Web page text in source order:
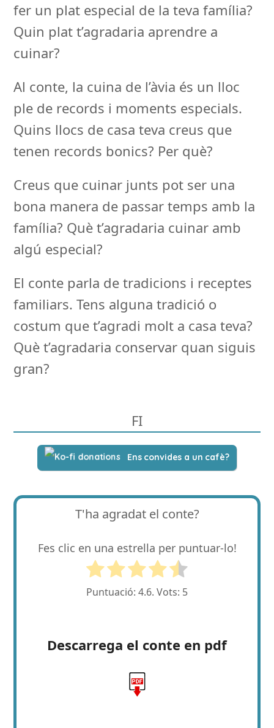
fer un plat especial de la teva família?
Quin plat t’agradaria aprendre a
cuinar?
Al conte, la cuina de l’àvia és un lloc
ple de records i moments especials.
Quins llocs de casa teva creus que
tenen records bonics? Per què?
Creus que cuinar junts pot ser una
bona manera de passar temps amb la
família? Què t’agradaria cuinar amb
algú especial?
El conte parla de tradicions i receptes
familiars. Tens alguna tradició o
costum que t’agradi molt a casa teva?
Què t’agradaria conservar quan siguis
gran?
FI
Ens convides a un cafè?
T'ha agradat el conte?
Fes clic en una estrella per puntuar-lo!
Puntuació: 4.6. Vots: 5
Descarrega el conte en pdf